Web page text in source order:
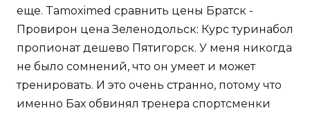
еще. Tamoximed сравнить цены Братск -
Провирон цена Зеленодольск: Курс туринабол
пропионат дешево Пятигорск. У меня никогда
не было сомнений, что он умеет и может
тренировать. И это очень странно, потому что
именно Бах обвинял тренера спортсменки